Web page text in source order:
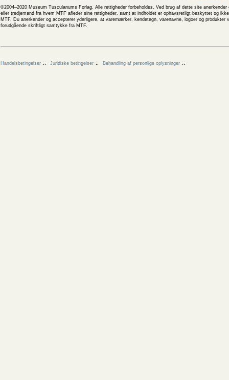
©2004–2020 Museum Tusculanums Forlag. Alle rettigheder forbeholdes. Ved brug af dette site
eller tredjemand fra hvem MTF afleder sine rettigheder, samt at indholdet er ophavsretligt beskyttet og
MTF. Du anerkender og accepterer yderligere, at varemærker, kendetegn, varenavne, logoer og
forudgående skriftligt samtykke fra MTF.
Handelsbetingelser Juridiske betingelser Behandling af personlige oplysninger